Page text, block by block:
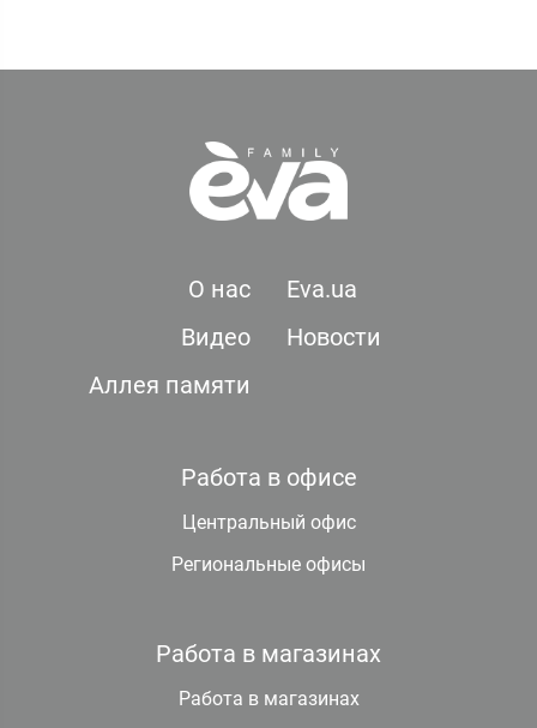
О нас
Eva.ua
Видео
Новости
Аллея памяти
Работа в офисе
Центральный офис
Региональные офисы
Работа в магазинах
Работа в магазинах